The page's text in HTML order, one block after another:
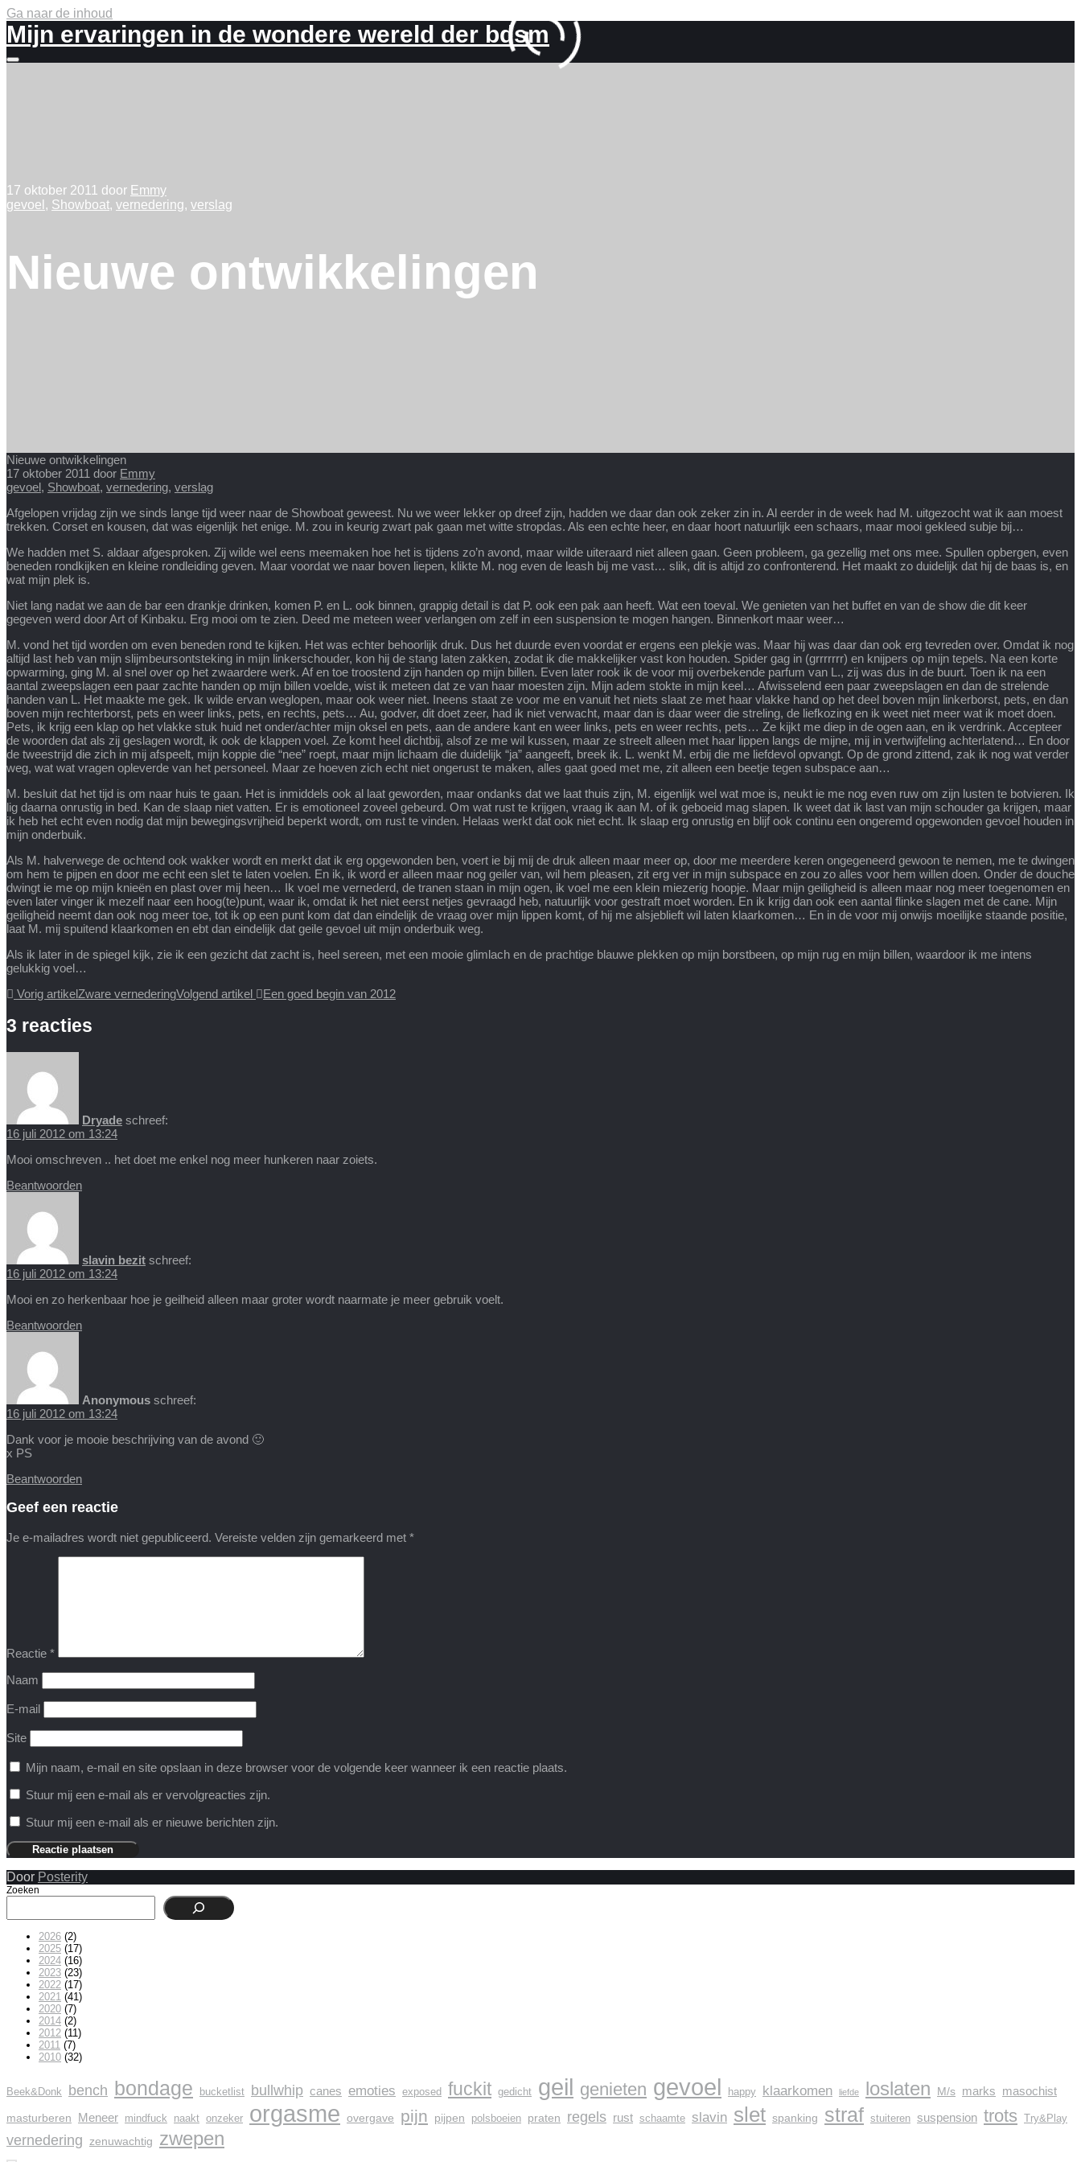
Ga naar de inhoud
Mijn ervaringen in de wondere wereld der bdsm
Meer
17 oktober 2011 door Emmy
gevoel , Showboat, vernedering, verslag
Nieuwe ontwikkelingen
Nieuwe ontwikkelingen
17 oktober 2011 door Emmy
gevoel, Showboat, vernedering, verslag
Afgelopen vrijdag zijn we sinds lange tijd weer naar de Showboat geweest. Nu we weer lekker op dreef zijn, hadden we daar dan ook zeker zin in. Al eerder in de week had M. uitgezocht wat ik aan moest
trekken. Corset en kousen, dat was eigenlijk het enige. M. zou in keurig zwart pak gaan met witte stropdas. Als een echte heer, en daar hoort natuurlijk een schaars, maar mooi gekleed subje bij…
We hadden met S. aldaar afgesproken. Zij wilde wel eens meemaken hoe het is tijdens zo’n avond, maar wilde uiteraard niet alleen gaan. Geen probleem, ga gezellig met ons mee. Spullen opbergen, even
beneden rondkijken en kleine rondleiding geven. Maar voordat we naar boven liepen, klikte M. nog even de leash bij me vast… slik, dit is altijd zo confronterend. Het maakt zo duidelijk dat hij de baas is, en
wat mijn plek is.
Niet lang nadat we aan de bar een drankje drinken, komen P. en L. ook binnen, grappig detail is dat P. ook een pak aan heeft. Wat een toeval. We genieten van het buffet en van de show die dit keer
gegeven werd door Art of Kinbaku. Erg mooi om te zien. Deed me meteen weer verlangen om zelf in een suspension te mogen hangen. Binnenkort maar weer…
M. vond het tijd worden om even beneden rond te kijken. Het was echter behoorlijk druk. Dus het duurde even voordat er ergens een plekje was. Maar hij was daar dan ook erg tevreden over. Omdat ik nog
altijd last heb van mijn slijmbeursontsteking in mijn linkerschouder, kon hij de stang laten zakken, zodat ik die makkelijker vast kon houden. Spider gag in (grrrrrrr) en knijpers op mijn tepels. Na een korte
opwarming, ging M. al snel over op het zwaardere werk. Af en toe troostend zijn handen op mijn billen. Even later rook ik de voor mij overbekende parfum van L., zij was dus in de buurt. Toen ik na een
aantal zweepslagen een paar zachte handen op mijn billen voelde, wist ik meteen dat ze van haar moesten zijn. Mijn adem stokte in mijn keel… Afwisselend een paar zweepslagen en dan de strelende
handen van L. Het maakte me gek. Ik wilde ervan weglopen, maar ook weer niet. Ineens staat ze voor me en vanuit het niets slaat ze met haar vlakke hand op het deel boven mijn linkerborst, pets, en dan
boven mijn rechterborst, pets en weer links, pets, en rechts, pets… Au, godver, dit doet zeer, had ik niet verwacht, maar dan is daar weer die streling, de liefkozing en ik weet niet meer wat ik moet doen.
Pets, ik krijg een klap op het vlakke stuk huid net onder/achter mijn oksel en pets, aan de andere kant en weer links, pets en weer rechts, pets… Ze kijkt me diep in de ogen aan, en ik verdrink. Accepteer
de woorden dat als zij geslagen wordt, ik ook de klappen voel. Ze komt heel dichtbij, alsof ze me wil kussen, maar ze streelt alleen met haar lippen langs de mijne, mij in vertwijfeling achterlatend… En door
de tweestrijd die zich in mij afspeelt, mijn koppie die “nee” roept, maar mijn lichaam die duidelijk “ja” aangeeft, breek ik. L. wenkt M. erbij die me liefdevol opvangt. Op de grond zittend, zak ik nog wat verder
weg, wat wat vragen opleverde van het personeel. Maar ze hoeven zich echt niet ongerust te maken, alles gaat goed met me, zit alleen een beetje tegen subspace aan…
M. besluit dat het tijd is om naar huis te gaan. Het is inmiddels ook al laat geworden, maar ondanks dat we laat thuis zijn, M. eigenlijk wel wat moe is, neukt ie me nog even ruw om zijn lusten te botvieren. Ik
lig daarna onrustig in bed. Kan de slaap niet vatten. Er is emotioneel zoveel gebeurd. Om wat rust te krijgen, vraag ik aan M. of ik geboeid mag slapen. Ik weet dat ik last van mijn schouder ga krijgen, maar
ik heb het echt even nodig dat mijn bewegingsvrijheid beperkt wordt, om rust te vinden. Helaas werkt dat ook niet echt. Ik slaap erg onrustig en blijf ook continu een ongeremd opgewonden gevoel houden in
mijn onderbuik.
Als M. halverwege de ochtend ook wakker wordt en merkt dat ik erg opgewonden ben, voert ie bij mij de druk alleen maar meer op, door me meerdere keren ongegeneerd gewoon te nemen, me te dwingen
om hem te pijpen en door me echt een slet te laten voelen. En ik, ik word er alleen maar nog geiler van, wil hem pleasen, zit erg ver in mijn subspace en zou zo alles voor hem willen doen. Onder de douche
dwingt ie me op mijn knieën en plast over mij heen… Ik voel me vernederd, de tranen staan in mijn ogen, ik voel me een klein miezerig hoopje. Maar mijn geiligheid is alleen maar nog meer toegenomen en
even later vinger ik mezelf naar een hoog(te)punt, waar ik, omdat ik het niet eerst netjes gevraagd heb, natuurlijk voor gestraft moet worden. En ik krijg dan ook een aantal flinke slagen met de cane. Mijn
geiligheid neemt dan ook nog meer toe, tot ik op een punt kom dat dan eindelijk de vraag over mijn lippen komt, of hij me alsjeblieft wil laten klaarkomen… En in de voor mij onwijs moeilijke staande positie,
laat M. mij spuitend klaarkomen en ebt dan eindelijk dat geile gevoel uit mijn onderbuik weg.
Als ik later in de spiegel kijk, zie ik een gezicht dat zacht is, heel sereen, met een mooie glimlach en de prachtige blauwe plekken op mijn borstbeen, op mijn rug en mijn billen, waardoor ik me intens
gelukkig voel…
Vorig artikelZware vernederingVolgend artikel Een goed begin van 2012
3 reacties
Dryade schreef:
16 juli 2012 om 13:24
Mooi omschreven .. het doet me enkel nog meer hunkeren naar zoiets.
Beantwoorden
slavin bezit schreef:
16 juli 2012 om 13:24
Mooi en zo herkenbaar hoe je geilheid alleen maar groter wordt naarmate je meer gebruik voelt.
Beantwoorden
Anonymous schreef:
16 juli 2012 om 13:24
Dank voor je mooie beschrijving van de avond 🙂
x PS
Beantwoorden
Geef een reactie
Je e-mailadres wordt niet gepubliceerd. Vereiste velden zijn gemarkeerd met *
Reactie *
Naam
E-mail
Site
Mijn naam, e-mail en site opslaan in deze browser voor de volgende keer wanneer ik een reactie plaats.
Stuur mij een e-mail als er vervolgreacties zijn.
Stuur mij een e-mail als er nieuwe berichten zijn.
Door Posterity
Zoeken
2026 (2)
2025 (17)
2024 (16)
2023 (23)
2022 (17)
2021 (41)
2020 (7)
2014 (2)
2012 (11)
2011 (7)
2010 (32)
Beek&Donk bench bondage bucketlist bullwhip canes emoties exposed fuckit gedicht geil genieten gevoel happy klaarkomen liefde loslaten M/s marks masochist
masturberen Meneer mindfuck naakt onzeker orgasme overgave pijn pijpen polsboeien praten regels rust schaamte slavin slet spanking straf stuiteren suspension trots Try&Play
vernedering zenuwachtig zwepen